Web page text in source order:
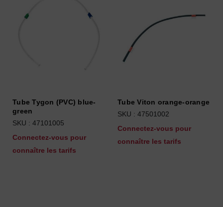
Tube Tygon (PVC) blue-
green
SKU : 47101005
Connectez-vous pour
connaître les tarifs
Tube Viton orange-orange
SKU : 47501002
Connectez-vous pour
connaître les tarifs